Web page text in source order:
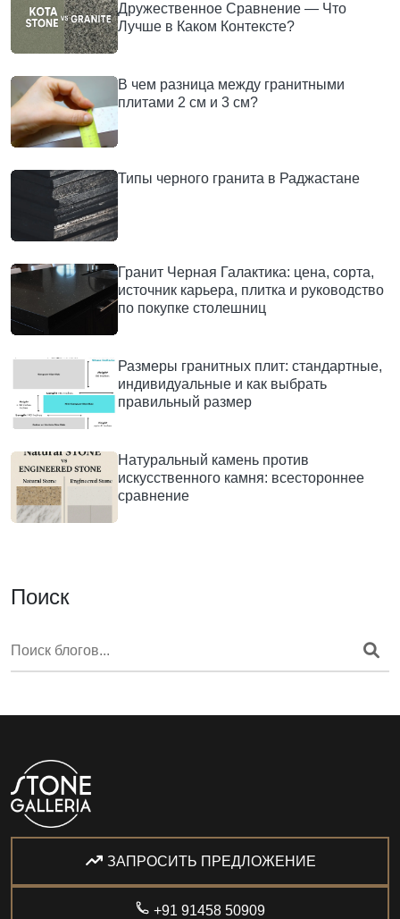
Дружественное Сравнение — Что
Лучше в Каком Контексте?
В чем разница между гранитными
плитами 2 см и 3 см?
Типы черного гранита в Раджастане
Гранит Черная Галактика: цена, сорта,
источник карьера, плитка и руководство
по покупке столешниц
Размеры гранитных плит: стандартные,
индивидуальные и как выбрать
правильный размер
Натуральный камень против
искусственного камня: всестороннее
сравнение
Поиск
ЗАПРОСИТЬ ПРЕДЛОЖЕНИЕ
+91 91458 50909